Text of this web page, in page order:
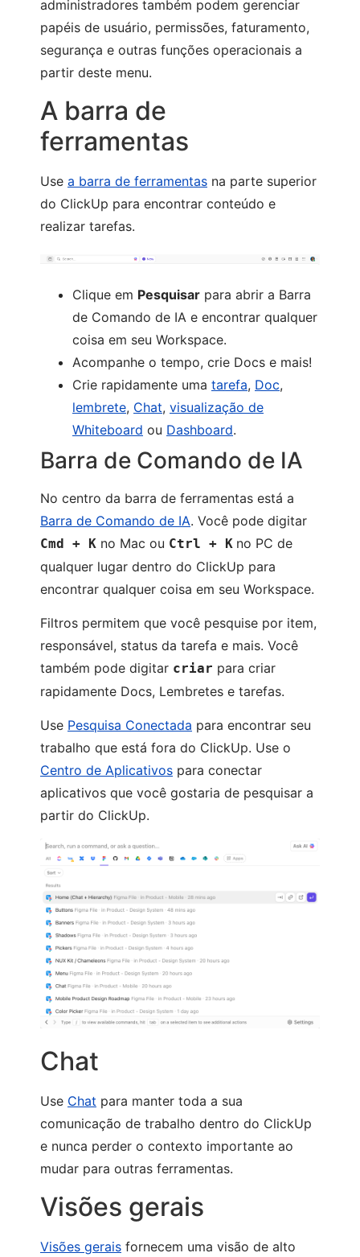
administradores também podem gerenciar
papéis de usuário, permissões, faturamento,
segurança e outras funções operacionais a
partir deste menu.
A barra de
ferramentas
Use a barra de ferramentas na parte superior
do ClickUp para encontrar conteúdo e
realizar tarefas.
Clique em Pesquisar para abrir a Barra
de Comando de IA e encontrar qualquer
coisa em seu Workspace.
Acompanhe o tempo, crie Docs e mais!
Crie rapidamente uma tarefa, Doc,
lembrete, Chat, visualização de
Whiteboard ou Dashboard.
Barra de Comando de IA
No centro da barra de ferramentas está a
Barra de Comando de IA. Você pode digitar
Cmd + K no Mac ou Ctrl + K no PC de
qualquer lugar dentro do ClickUp para
encontrar qualquer coisa em seu Workspace.
Filtros permitem que você pesquise por item,
responsável, status da tarefa e mais. Você
também pode digitar criar para criar
rapidamente Docs, Lembretes e tarefas.
Use Pesquisa Conectada para encontrar seu
trabalho que está fora do ClickUp. Use o
Centro de Aplicativos para conectar
aplicativos que você gostaria de pesquisar a
partir do ClickUp.
Chat
Use Chat para manter toda a sua
comunicação de trabalho dentro do ClickUp
e nunca perder o contexto importante ao
mudar para outras ferramentas.
Visões gerais
Visões gerais fornecem uma visão de alto